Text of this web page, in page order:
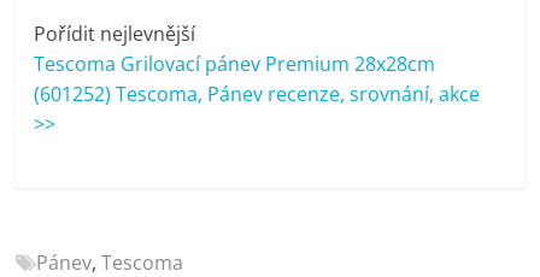
pračky,
televize,
notebooky,
mobilní
Pořídit nejlevnější
Tescoma Grilovací pánev Premium 28x28cm
(601252) Tescoma, Pánev recenze, srovnání, akce
>>
Pánev,Tescoma